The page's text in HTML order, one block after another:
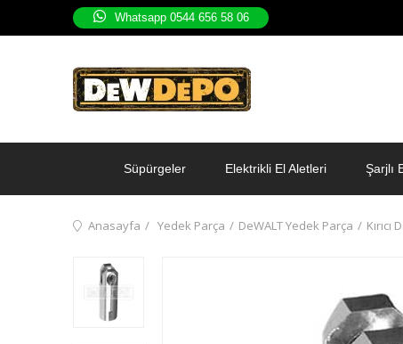
Whatsapp 0544 656 58 06
Süpürgeler Elektrikli El Aletleri Şarjlı
Anasayfa Yedek Parça DeWALT Yedek Parça